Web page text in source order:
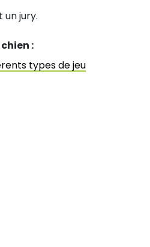
jury.
:
types de jeu